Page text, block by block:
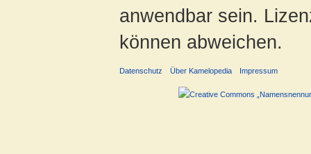
anwendbar sein.
können abweichen.
Datenschutz Über Kamelopedia Impressum